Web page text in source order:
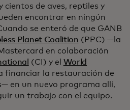
cientos de aves, reptiles y
encontrar en ningún
se enteró de que GANB
Planet Coalition (PPC) —la
en colaboración
(CI) y el World
financiar la restauración de
en un nuevo programa allí,
un trabajo con el equipo.